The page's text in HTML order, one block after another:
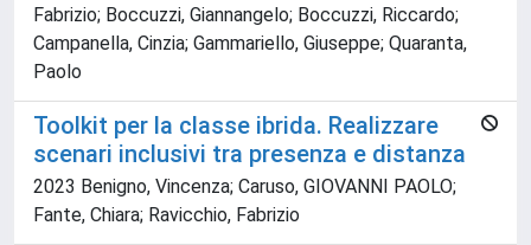
Fabrizio; Boccuzzi, Giannangelo; Boccuzzi, Riccardo;
Campanella, Cinzia; Gammariello, Giuseppe; Quaranta,
Paolo
Toolkit per la classe ibrida. Realizzare
scenari inclusivi tra presenza e distanza
2023 Benigno, Vincenza; Caruso, GIOVANNI PAOLO;
Fante, Chiara; Ravicchio, Fabrizio